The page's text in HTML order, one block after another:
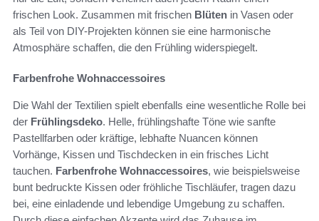
frischen Look. Zusammen mit frischen Blüten in Vasen oder
als Teil von DIY-Projekten können sie eine harmonische
Atmosphäre schaffen, die den Frühling widerspiegelt.
Farbenfrohe Wohnaccessoires
Die Wahl der Textilien spielt ebenfalls eine wesentliche Rolle bei
der Frühlingsdeko. Helle, frühlingshafte Töne wie sanfte
Pastellfarben oder kräftige, lebhafte Nuancen können
Vorhänge, Kissen und Tischdecken in ein frisches Licht
tauchen. Farbenfrohe Wohnaccessoires, wie beispielsweise
bunt bedruckte Kissen oder fröhliche Tischläufer, tragen dazu
bei, eine einladende und lebendige Umgebung zu schaffen.